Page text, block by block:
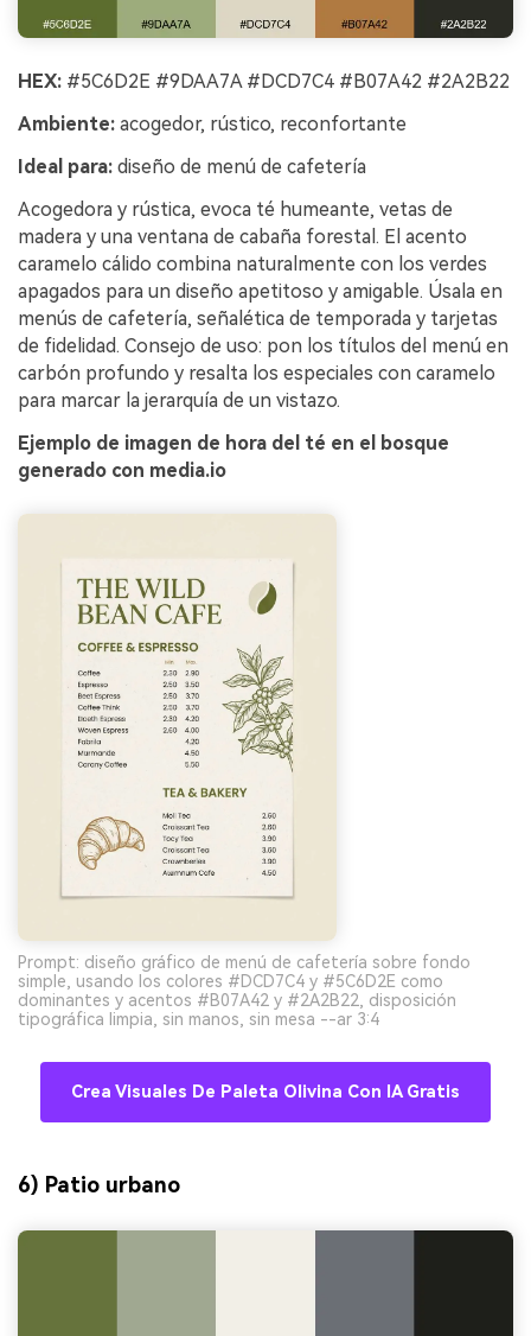
HEX: #5C6D2E #9DAA7A #DCD7C4 #B07A42 #2A2B22
Ambiente: acogedor, rústico, reconfortante
Ideal para: diseño de menú de cafetería
Acogedora y rústica, evoca té humeante, vetas de
madera y una ventana de cabaña forestal. El acento
caramelo cálido combina naturalmente con los verdes
apagados para un diseño apetitoso y amigable. Úsala en
menús de cafetería, señalética de temporada y tarjetas
de fidelidad. Consejo de uso: pon los títulos del menú en
carbón profundo y resalta los especiales con caramelo
para marcar la jerarquía de un vistazo.
Ejemplo de imagen de hora del té en el bosque
generado con media.io
Prompt: diseño gráfico de menú de cafetería sobre fondo
simple, usando los colores #DCD7C4 y #5C6D2E como
dominantes y acentos #B07A42 y #2A2B22, disposición
tipográfica limpia, sin manos, sin mesa --ar 3:4
Crea Visuales De Paleta Olivina Con IA Gratis
6) Patio urbano